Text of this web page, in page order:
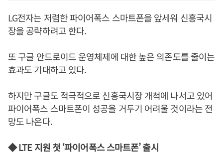
LG전자는 저렴한 파이어폭스 스마트폰을 앞세워 신흥국시
장을 공략하려고 한다.
또 구글 안드로이드 운영체제에 대한 높은 의존도를 줄이는
효과도 기대하고 있다.
하지만 구글도 적극적으로 신흥국시장 개척에 나서고 있어
파이어폭스 스마트폰이 성공을 거두기 어려울 것이라는 전
망도 나온다.
◆ LTE 지원 첫 ‘파이어폭스 스마트폰’ 출시